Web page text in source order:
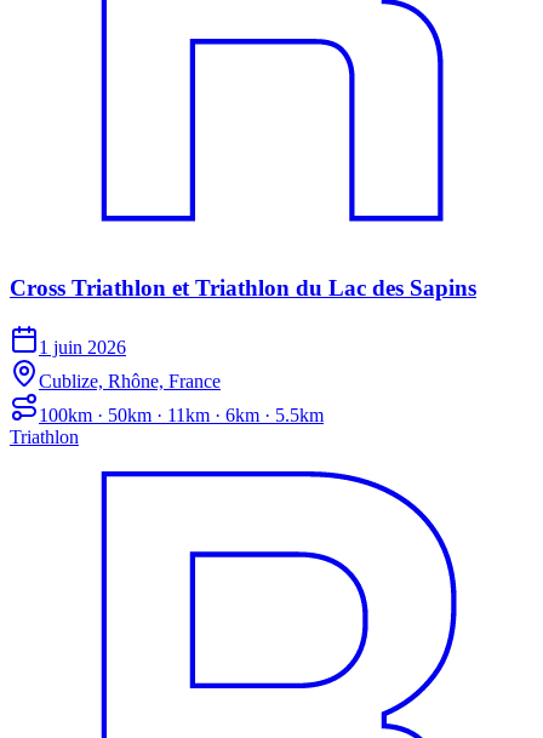
Cross Triathlon et Triathlon du Lac des Sapins
1 juin 2026
Cublize, Rhône, France
100km · 50km · 11km · 6km · 5.5km
Triathlon